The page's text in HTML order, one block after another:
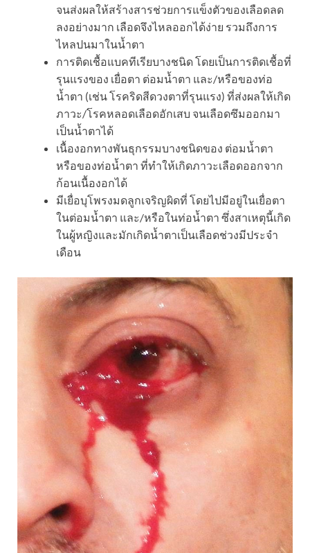
จนส่งผลให้สร้างสารช่วยการแข็งตัวของเลือดลด
ลงอย่างมาก เลือดจึงไหลออกได้ง่าย รวมถึงการ
ไหลปนมาในน้ำตา
การติดเชื้อแบคทีเรียบางชนิด โดยเป็นการติดเชื้อที่
รุนแรงของ เยื่อตา ต่อมน้ำตา และ/หรือของท่อ
น้ำตา (เช่น โรคริดสีดวงตาที่รุนแรง) ที่ส่งผลให้เกิด
ภาวะ/โรคหลอดเลือดอักเสบ จนเลือดซึมออกมา
เป็นน้ำตาได้
เนื้องอกทางพันธุกรรมบางชนิดของ ต่อมน้ำตา
หรือของท่อน้ำตา ที่ทำให้เกิดภาวะเลือดออกจาก
ก้อนเนื้องอกได้
มีเยื่อบุโพรงมดลูกเจริญผิดที่ โดยไปมีอยู่ในเยื่อตา
ในต่อมน้ำตา และ/หรือในท่อน้ำตา ซึ่งสาเหตุนี้เกิด
ในผู้หญิงและมักเกิดน้ำตาเป็นเลือดช่วงมีประจำ
เดือน